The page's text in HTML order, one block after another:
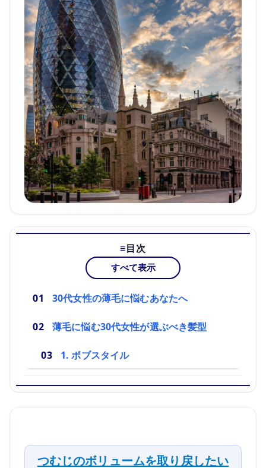
目次
すべて表示
30代女性の薄毛に悩むあなたへ
薄毛に悩む30代女性が選ぶべき髪型
1. ボブスタイル
つむじのボリュームを取り戻したい